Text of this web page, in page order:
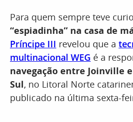
Para quem sempre teve
“espiadinha” na casa de
Príncipe III revelou que a
multinacional WEG é a
navegação entre Joinville
Sul, no Litoral Norte
publicado na última sexta-